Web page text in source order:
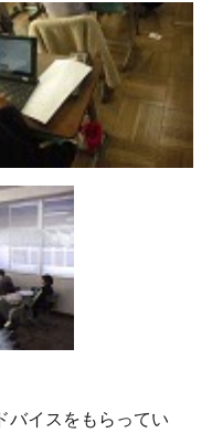
バイスをもらってい